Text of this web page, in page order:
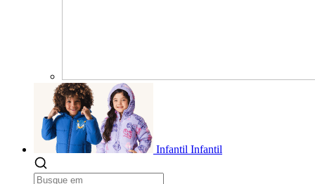
Infantil Infantil